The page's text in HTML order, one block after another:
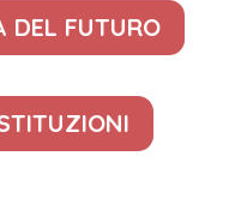
DEL FUTURO